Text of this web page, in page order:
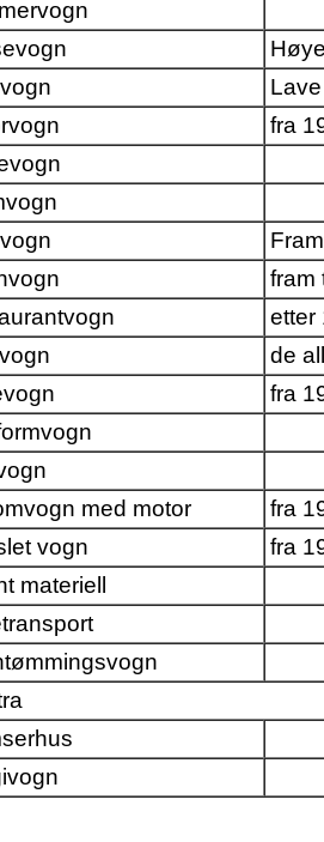
fra
fram
etter
de
fra
med motor
fra
vogn
fra
materiell